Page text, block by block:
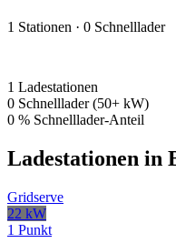
1 Stationen · 0 Schnelllader
1 Ladestationen
0 Schnelllader (50+ kW)
0 % Schnelllader-Anteil
Ladestationen in
Gridserve
22 kW
1 Punkt